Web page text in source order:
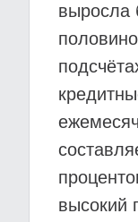
выросла
высокий